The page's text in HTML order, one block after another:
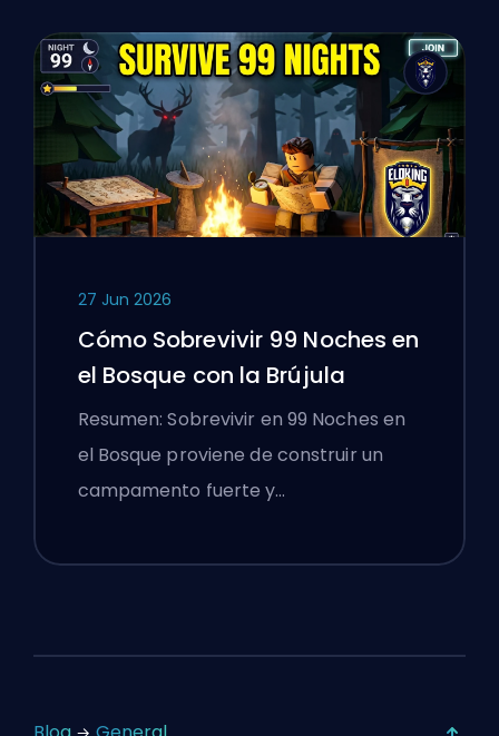
27 Jun 2026
Cómo Sobrevivir 99 Noches en
el Bosque con la Brújula
Resumen: Sobrevivir en 99 Noches en
el Bosque proviene de construir un
campamento fuerte y…